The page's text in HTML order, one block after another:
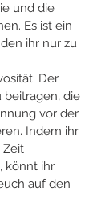
und die
Es ist ein
ihr nur zu
Der
beitragen, die
vor der
Indem ihr
Zeit
könnt ihr
auf den